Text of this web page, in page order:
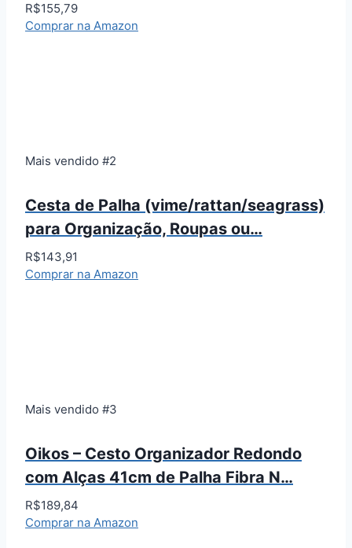
R$155,79
Comprar na Amazon
Mais vendido #2
Cesta de Palha (vime/rattan/seagrass)
para Organização, Roupas ou…
R$143,91
Comprar na Amazon
Mais vendido #3
Oikos – Cesto Organizador Redondo
com Alças 41cm de Palha Fibra N…
R$189,84
Comprar na Amazon